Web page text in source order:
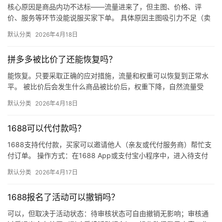
核心原因是商品内功不达标——流量进来了，但主图、价格、评
价、服务等环节没能说服买家下单。 具体原因主图吸引力不足（卖
评少、…
默认分类 2026年4月18日
拼多多被比价了还能恢复吗？
能恢复。只要采取正确的应对措施，流量和权重可以恢复到正常水
平。 被比价后会发生什么商品被比价后，权重下降，自然流量受
网价格…
默认分类 2026年4月18日
1688可以代付款吗？
1688支持代付款，买家可以邀请他人（亲友或代付服务商）帮忙支
付订单。 操作方式：在1688 App或支付宝小程序中，进入待支付
默认分类 2026年4月17日
1688报名了活动可以撤销吗？
可以，但取决于活动状态：待审核状态可自由撤销无影响；审核通